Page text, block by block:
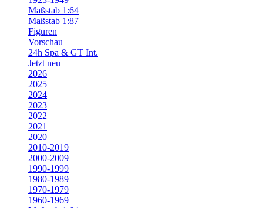
Maßstab 1:64
Maßstab 1:87
Figuren
Vorschau
24h Spa & GT Int.
Jetzt neu
2026
2025
2024
2023
2022
2021
2020
2010-2019
2000-2009
1990-1999
1980-1989
1970-1979
1960-1969